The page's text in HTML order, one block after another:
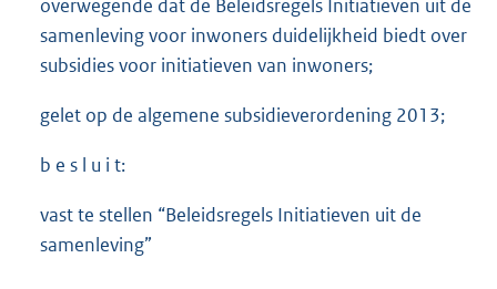
overwegende dat de Beleidsregels Initiatieven uit de
samenleving voor inwoners duidelijkheid biedt over
subsidies voor initiatieven van inwoners;
gelet op de algemene subsidieverordening 2013;
b e s l u i t:
vast te stellen “Beleidsregels Initiatieven uit de
samenleving”